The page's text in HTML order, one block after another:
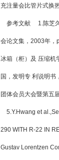
充注量会比管片式换
参考文献 1.陈芝久.
会论文集，2003年
冰箱（柜）及 压缩
国，发明专 利说明
团体会员大会暨第五
5.Y.Hwang et
290 WITH R-22 IN
Gustav Lorentzen